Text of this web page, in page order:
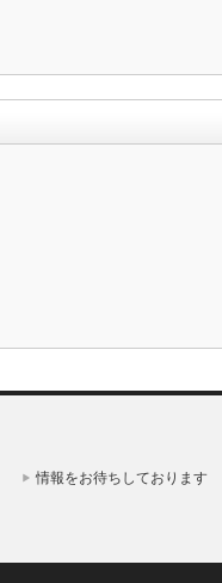
情報をお待ちしております